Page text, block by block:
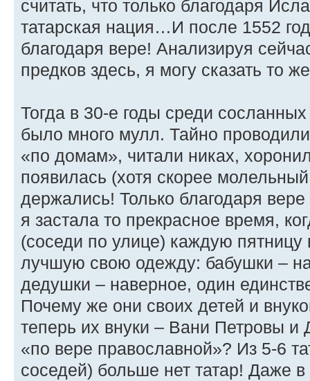
считать, что только благодаря
татарская нация…И после 1552
благодаря вере! Анализируя
предков здесь, я могу сказать то
Тогда в 30-е годы среди
было много мулл. Тайно
«по домам», читали никах,
появилась (хотя скорее
держались! Только благодаря
я застала то прекрасное время,
(соседи по улице) каждую
лучшую свою одежду: бабушки –
дедушки – наверное, один
Почему же они своих детей и
теперь их внуки – Вани Петровы
«по вере православной»? Из 5-6
соседей) больше нет татар! Даже